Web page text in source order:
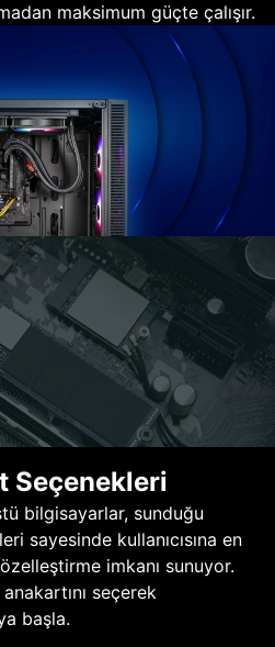
maksimum güçte çalışır.
Seçenekleri
bilgisayarlar, sunduğu
sayesinde kullanıcısına en
imkanı sunuyor.
seçerek
başla.